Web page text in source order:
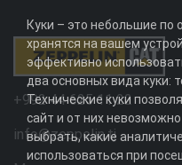
+992 44 625 11 22
info@zeppelin.tj
Куки – это небольшие
хранятся на вашем
эффективно
два основных вида куки:
Технические куки
сайт и от них
выбрать, какие
использоваться при